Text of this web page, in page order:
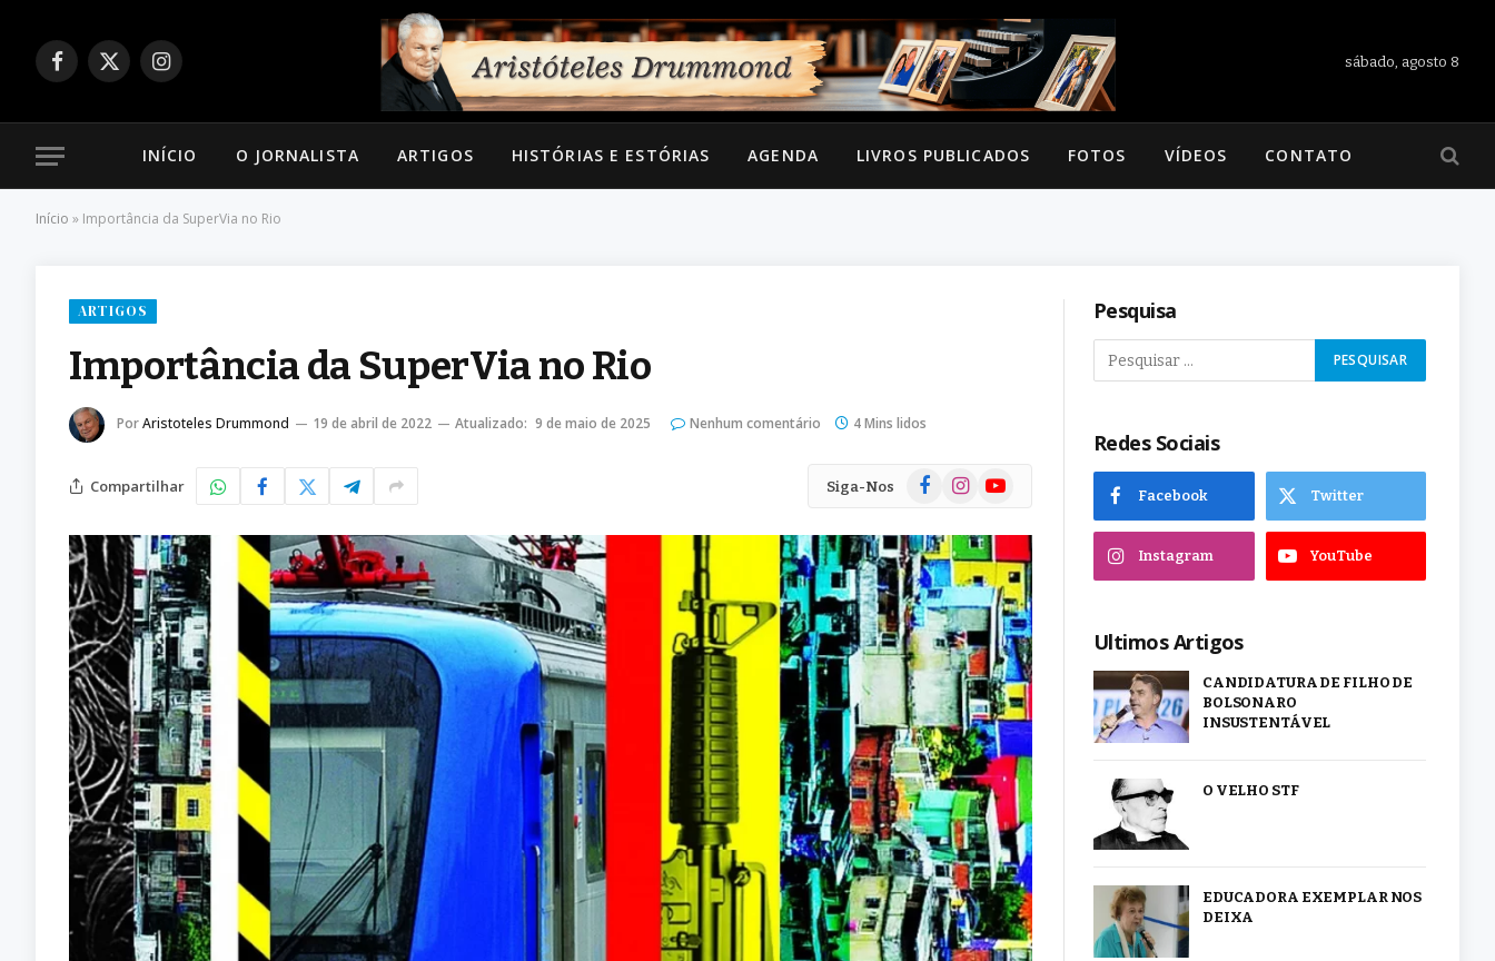
Facebook
X
Instagram
sábado, agosto 8
INÍCIO O JORNALISTA ARTIGOS HISTÓRIAS E ESTÓRIAS AGENDA LIVROS PUBLICADOS FOTOS VÍDEOS CONTATO
Início » Importância da SuperVia no Rio
ARTIGOS
Importância da SuperVia no Rio
PorAristoteles Drummond 19 de abril de 2022 Atualizado: 9 de maio de 2025 Nenhum comentário 4 Mins lidos
Compartilhar Siga-Nos FacebookInstagramYouTube
Pesquisa
Redes Sociais
Facebook Twitter
Instagram YouTube
Ultimos Artigos
CANDIDATURA DE FILHO DE
BOLSONARO
INSUSTENTÁVEL
O VELHO STF
EDUCADORA EXEMPLAR NOS
DEIXA